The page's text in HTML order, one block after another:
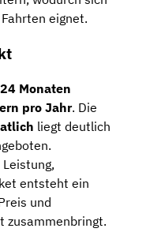
eignet.
24 Monaten
pro Jahr. Die
liegt deutlich
entsteht ein
und
zusammenbringt.